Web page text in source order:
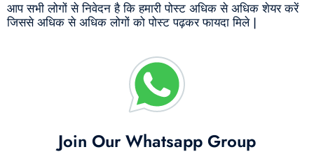
आप सभी लोगों से निवेदन है कि हमारी पोस्ट अधिक से अधिक शेयर करें
जिससे अधिक से अधिक लोगों को पोस्ट पढ़कर फायदा मिले |
Join Our Whatsapp Group